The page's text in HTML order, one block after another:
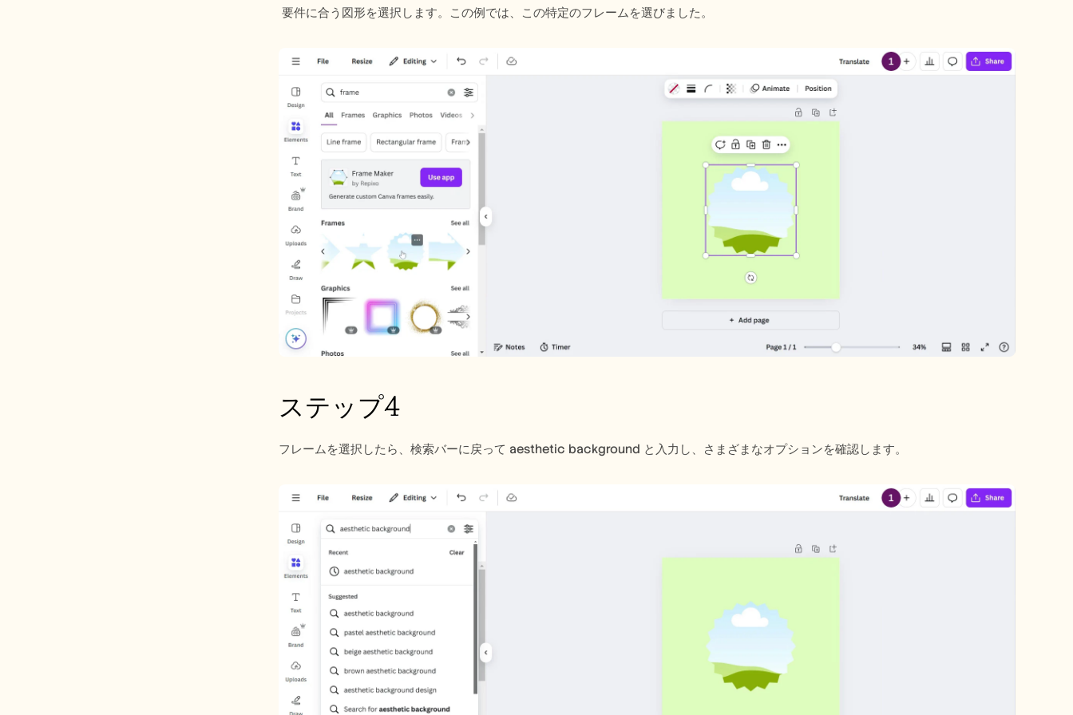
要件に合う図形を選択します。この例では、この特定のフレームを選びました。
ステップ4
フレームを選択したら、検索バーに戻って aesthetic background と入力し、さまざまなオプションを確認します。